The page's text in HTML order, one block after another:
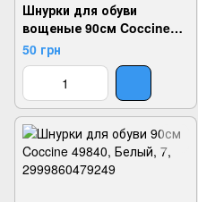
Шнурки для обуви
вощеные 90см Coccine
49847, Черный, 5,
2999860479331
50 грн